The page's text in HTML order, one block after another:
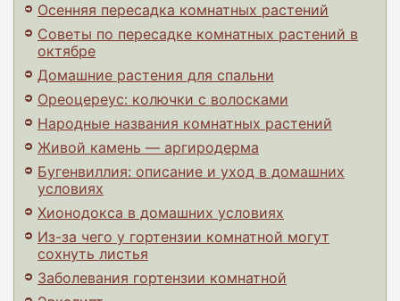
Осенняя пересадка комнатных растений
Советы по пересадке комнатных растений в
октябре
Домашние растения для спальни
Ореоцереус: колючки с волосками
Народные названия комнатных растений
Живой камень — аргиродерма
Бугенвиллия: описание и уход в домашних
условиях
Хионодокса в домашних условиях
Из-за чего у гортензии комнатной могут
сохнуть листья
Заболевания гортензии комнатной